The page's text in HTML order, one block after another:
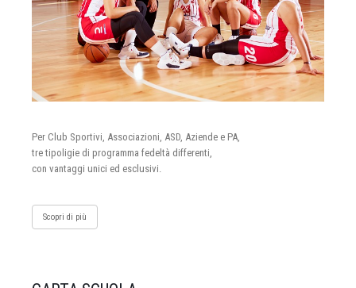
Per Club Sportivi, Associazioni, ASD, Aziende e PA,
tre tipoligie di programma fedeltà differenti,
con vantaggi unici ed esclusivi.
Scopri di più